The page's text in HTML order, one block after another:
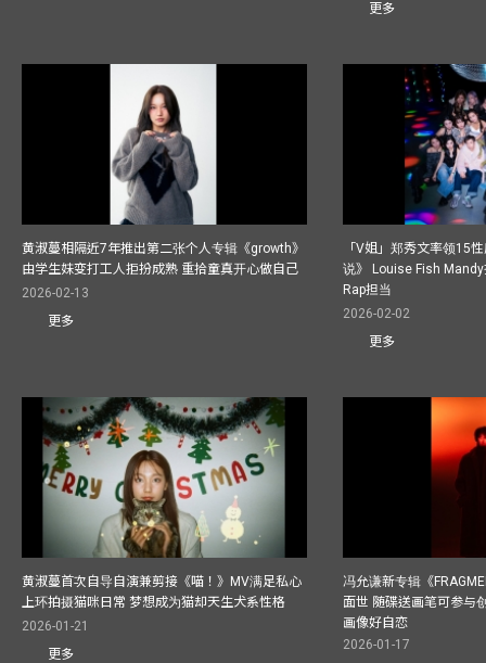
更多
黄淑蔓相隔近7年推出第二张个人专辑《growth》
由学生妹变打工人拒扮成熟 重拾童真开心做自己
2026-02-13
更多
「V姐」郑秀文率领15
说》 Louise Fish
Rap担当
2026-02-02
更多
黄淑蔓首次自导自演兼剪接《喵！》MV满足私心
上环拍摄猫咪日常 梦想成为猫却天生犬系性格
2026-01-21
更多
冯允谦新专辑《
面世 随碟送画笔可参与
画像好自恋
2026-01-17